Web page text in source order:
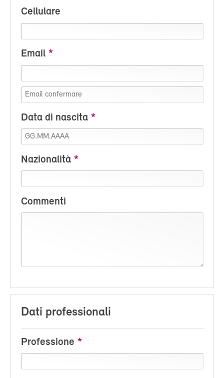
Cellulare
Email
Data di nascita
Nazionalità
Commenti
Dati professionali
Professione